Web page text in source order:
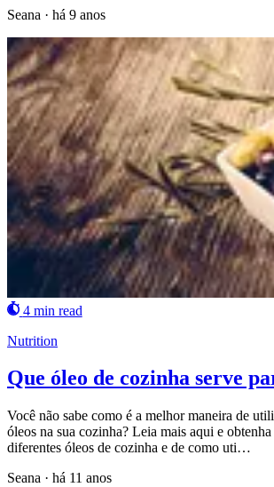
Seana · há 9 anos
4 min read
Nutrition
Que óleo de cozinha serve
Você não sabe como é a melhor maneira de
óleos na sua cozinha? Leia mais aqui e
diferentes óleos de cozinha e de como uti…
Seana · há 11 anos